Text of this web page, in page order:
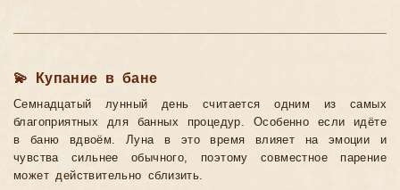
💫 Купание в бане
Семнадцатый лунный день считается одним из самых
благоприятных для банных процедур. Особенно если идёте
в баню вдвоём. Луна в это время влияет на эмоции и
чувства сильнее обычного, поэтому совместное парение
может действительно сблизить.